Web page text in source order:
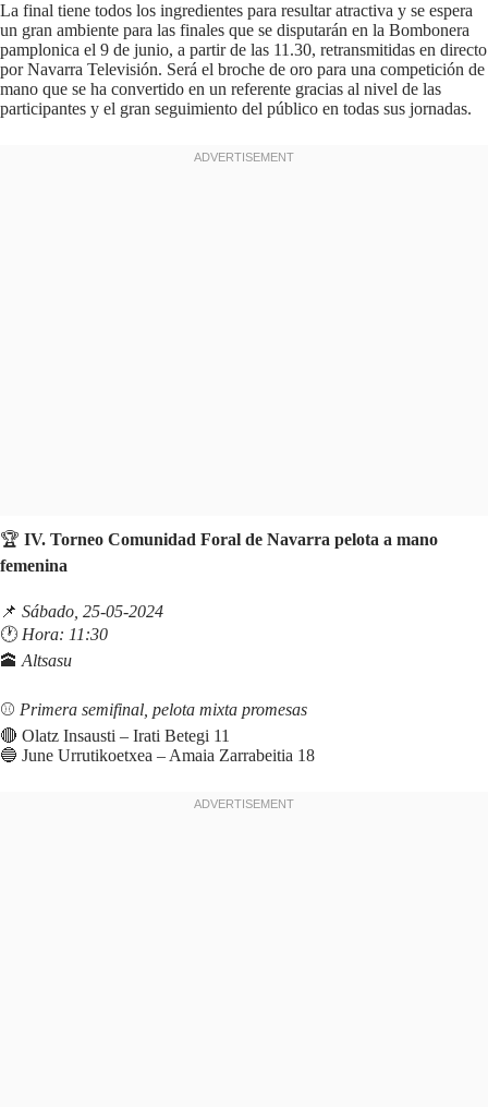
La final tiene todos los ingredientes para resultar atractiva y se espera
un gran ambiente para las finales que se disputarán en la Bombonera
pamplonica el 9 de junio, a partir de las 11.30, retransmitidas en directo
por Navarra Televisión. Será el broche de oro para una competición de
mano que se ha convertido en un referente gracias al nivel de las
participantes y el gran seguimiento del público en todas sus jornadas.
🏆 IV. Torneo Comunidad Foral de Navarra pelota a mano
femenina
📌 Sábado, 25-05-2024
🕐 Hora: 11:30
🕋 Altsasu
⚾️ Primera semifinal, pelota mixta promesas
🔴 Olatz Insausti – Irati Betegi 11
🔵 June Urrutikoetxea – Amaia Zarrabeitia 18